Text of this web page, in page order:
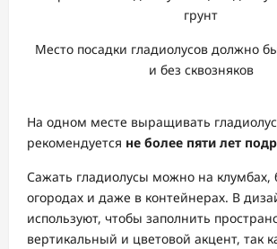
Место посадки гладиолусов должно
и без сквозняков
На одном месте выращивать
рекомендуется не более пяти лет
Сажать гладиолусы можно на клумбах,
огородах и даже в контейнерах. В
используют, чтобы заполнить
вертикальный и цветовой акцент, так